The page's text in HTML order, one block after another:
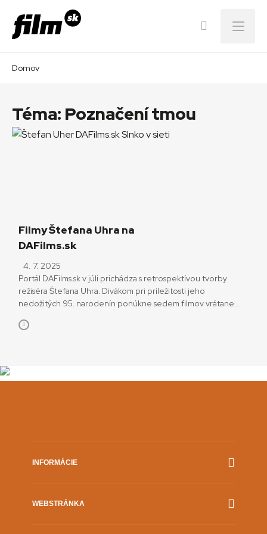
Menu
Domov
Téma: Poznačení tmou
Filmy Štefana Uhra na
DAFilms.sk
4. 7. 2025
Portál DAFilms.sk v júli prichádza s retrospektívou tvorby
režiséra Štefana Uhra. Divákom pri príležitosti jeho
nedožitých 95. narodenín ponúkne sedem filmov vrátane
v spolupráci so Slovenským filmovým ústavom (SFÚ) sleduje
filmov na DAFilms.sk,“ hovorí […]
INFORMÁCIE
WEBSTRÁNKA